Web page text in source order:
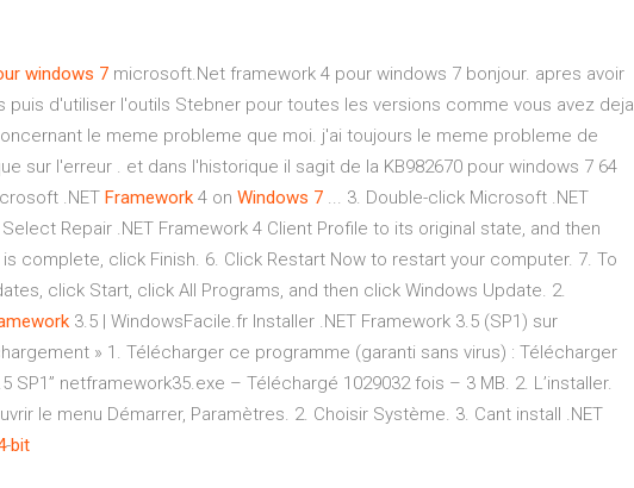
windows 7 microsoft.Net framework 4 pour windows 7 bonjour. apres avoir
d'utiliser l'outils Stebner pour toutes les versions comme vous avez deja
le meme probleme que moi. j'ai toujours le meme probleme de
sur l'erreur . et dans l'historique il sagit de la KB982670 pour windows 7 64
.NET Framework 4 on Windows 7 ... 3. Double-click Microsoft .NET
Repair .NET Framework 4 Client Profile to its original state, and then
complete, click Finish. 6. Click Restart Now to restart your computer. 7. To
click Start, click All Programs, and then click Windows Update. 2.
3.5 | WindowsFacile.fr Installer .NET Framework 3.5 (SP1) sur
» 1. Télécharger ce programme (garanti sans virus) : Télécharger
SP1” netframework35.exe – Téléchargé 1029032 fois – 3 MB. 2. L’installer.
le menu Démarrer, Paramètres. 2. Choisir Système. 3. Cant install .NET
-bit